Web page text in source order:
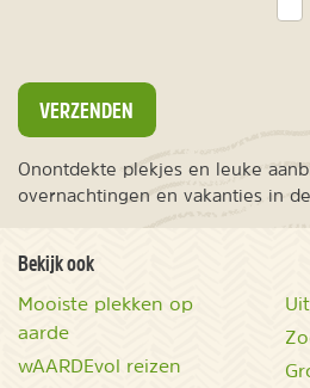
VERZENDEN
Onontdekte plekjes en leuke
overnachtingen en vakanties in
Bekijk ook
Mooiste plekken op
aarde
wAARDEvol reizen